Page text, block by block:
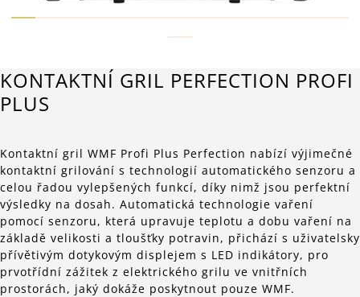
KONTAKTNÍ GRIL PERFECTION PROFI
PLUS
Kontaktní gril WMF Profi Plus Perfection nabízí výjimečné
kontaktní grilování s technologií automatického senzoru a
celou řadou vylepšených funkcí, díky nimž jsou perfektní
výsledky na dosah. Automatická technologie vaření
pomocí senzoru, která upravuje teplotu a dobu vaření na
základě velikosti a tloušťky potravin, přichází s uživatelsky
přívětivým dotykovým displejem s LED indikátory, pro
prvotřídní zážitek z elektrického grilu ve vnitřních
prostorách, jaký dokáže poskytnout pouze WMF.